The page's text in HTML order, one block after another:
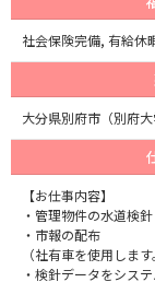
社会保険完備, 有給休
大分県別府市（別府大
【お仕事内容】
・管理物件の水道検針
・市報の配布
（社有車を使用しま
・検針データをシス